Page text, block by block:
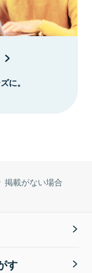
掲載がない場合
に。
す